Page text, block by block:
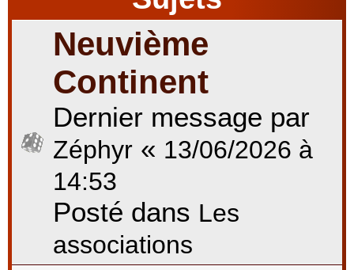
Neuvième
Continent
Dernier message par
Zéphyr « 13/06/2026 à
14:53
Posté dans Les
associations